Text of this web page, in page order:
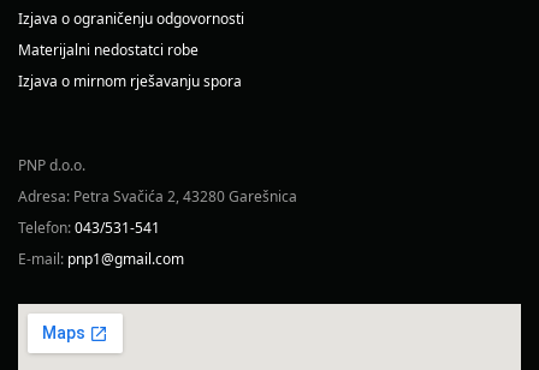
Izjava o ograničenju odgovornosti
Materijalni nedostatci robe
Izjava o mirnom rješavanju spora
PNP d.o.o.
Adresa: Petra Svačića 2, 43280 Garešnica
Telefon:043/531-541
E-mail: pnp1@gmail.com